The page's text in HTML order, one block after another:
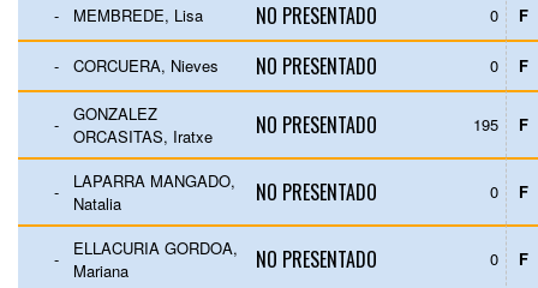
- MEMBREDE, Lisa NO PRESENTADO 0 F
- CORCUERA, Nieves NO PRESENTADO 0 F
-
GONZALEZ
ORCASITAS, Iratxe
NO PRESENTADO 195 F
-
LAPARRA MANGADO,
Natalia
NO PRESENTADO 0 F
-
ELLACURIA GORDOA,
Mariana
NO PRESENTADO 0 F